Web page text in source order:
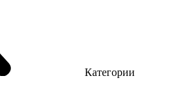
Категории